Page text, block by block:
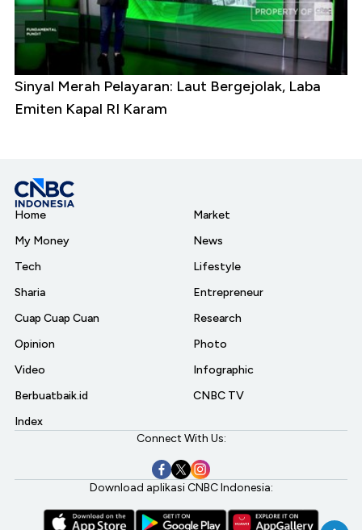
Sinyal Merah Pelayaran: Laut Bergejolak, Laba
Emiten Kapal RI Karam
Home
My Money
Tech
Sharia
Cuap Cuap Cuan
Opinion
Video
Berbuatbaik.id
Index
Market
News
Lifestyle
Entrepreneur
Research
Photo
Infographic
CNBC TV
Connect With Us:
Download aplikasi CNBC Indonesia: